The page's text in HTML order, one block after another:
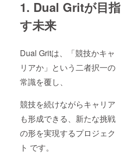
1. Dual Gritが目指
す未来
Dual Gritは、「競技かキャ
リアか」という二者択一の
常識を覆し、
競技を続けながらキャリア
も形成できる、新たな挑戦
の形を実現するプロジェク
ト です。